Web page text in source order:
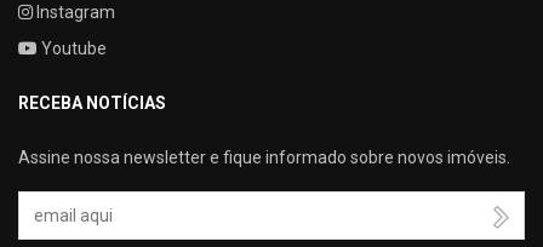
Instagram
Youtube
RECEBA NOTÍCIAS
Assine nossa newsletter e fique informado sobre novos imóveis.
Seu Email